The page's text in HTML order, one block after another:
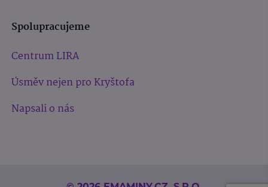
Spolupracujeme
Centrum LIRA
Úsměv nejen pro Kryštofa
Napsali o nás